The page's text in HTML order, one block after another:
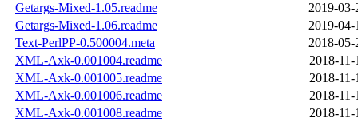
Getargs-Mixed-1.05.readme
2019-03-
Getargs-Mixed-1.06.readme
2019-04-
Text-PerlPP-0.500004.meta
2018-05-
XML-Axk-0.001004.readme
2018-
XML-Axk-0.001005.readme
2018-
XML-Axk-0.001006.readme
2018-
XML-Axk-0.001008.readme
2018-